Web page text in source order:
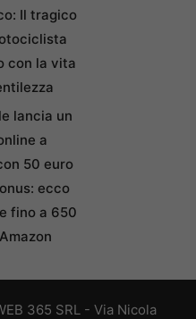
Il tragico
con la vita
lancia un
a
50 euro
ecco
fino a 650
365 SRL - Via Nicola